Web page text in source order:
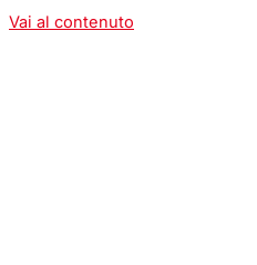
Vai al contenuto